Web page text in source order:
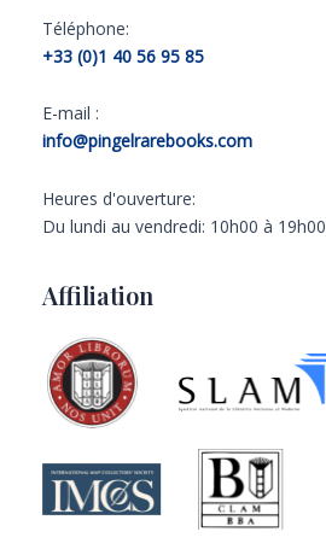
Téléphone:
+33 (0)1 40 56 95 85
E-mail :
info@pingelrarebooks.com
Heures d'ouverture:
Du lundi au vendredi: 10h00 à 19h00
Affiliation